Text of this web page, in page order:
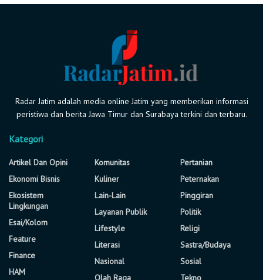
Radar Jatim adalah media online Jatim yang memberikan informasi
peristiwa dan berita Jawa Timur dan Surabaya terkini dan terbaru.
Kategori
Artikel Dan Opini
Ekonomi Bisnis
Ekosistem
Lingkungan
Esai/Kolom
Feature
Finance
HAM
Komunitas
Kuliner
Lain-Lain
Layanan Publik
Lifestyle
Literasi
Nasional
Olah Raga
Pertanian
Peternakan
Pinggiran
Politik
Religi
Sastra/Budaya
Sosial
Tekno